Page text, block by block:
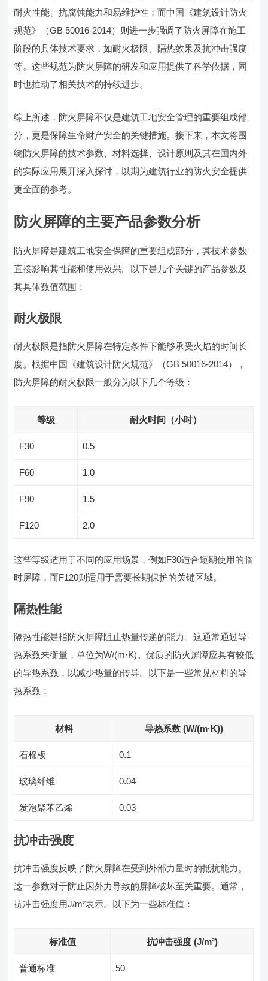
耐火性能、抗腐蚀能力和易维护性；而中国《建筑设计防火
规范》（GB 50016-2014）则进一步强调了防火屏障在施工
阶段的具体技术要求，如耐火极限、隔热效果及抗冲击强度
等。这些规范为防火屏障的研发和应用提供了科学依据，同
时也推动了相关技术的持续进步。
综上所述，防火屏障不仅是建筑工地安全管理的重要组成部
分，更是保障生命财产安全的关键措施。接下来，本文将围
绕防火屏障的技术参数、材料选择、设计原则及其在国内外
的实际应用展开深入探讨，以期为建筑行业的防火安全提供
更全面的参考。
防火屏障的主要产品参数分析
防火屏障是建筑工地安全保障的重要组成部分，其技术参数
直接影响其性能和使用效果。以下是几个关键的产品参数及
其具体数值范围：
耐火极限
耐火极限是指防火屏障在特定条件下能够承受火焰的时间长
度。根据中国《建筑设计防火规范》（GB 50016-2014），
防火屏障的耐火极限一般分为以下几个等级：
等级 耐火时间（小时）
F30 0.5
F60 1.0
F90 1.5
F120 2.0
这些等级适用于不同的应用场景，例如F30适合短期使用的临
时屏障，而F120则适用于需要长期保护的关键区域。
隔热性能
隔热性能是指防火屏障阻止热量传递的能力。这通常通过导
热系数来衡量，单位为W/(m·K)。优质的防火屏障应具有较低
的导热系数，以减少热量的传导。以下是一些常见材料的导
热系数：
材料 导热系数 (W/(m·K))
石棉板 0.1
玻璃纤维 0.04
发泡聚苯乙烯 0.03
抗冲击强度
抗冲击强度反映了防火屏障在受到外部力量时的抵抗能力。
这一参数对于防止因外力导致的屏障破坏至关重要。通常，
抗冲击强度用J/m²表示。以下为一些标准值：
标准值 抗冲击强度 (J/m²)
普通标准 50